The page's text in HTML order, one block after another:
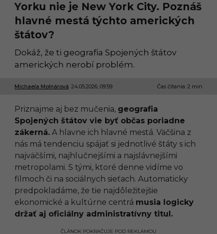
Yorku nie je New York City. Poznáš
hlavné mestá týchto amerických
štátov?
Dokáž, že ti geografia Spojených štátov
amerických nerobí problém.
Michaela Molnárová 24.05.2026, 09:59
2
0
5
.
2
0
2
6
,
0
9
:
5
9
Čas čítania: 2 min
Priznajme aj bez mučenia, geografia
Spojených štátov vie byť občas poriadne
zákerná. A hlavne ich hlavné mestá. Väčšina z
nás má tendenciu spájať si jednotlivé štáty s ich
najväčšími, najhlučnejšími a najslávnejšími
metropolami. S tými, ktoré denne vidíme vo
filmoch či na sociálnych sieťach. Automaticky
predpokladáme, že tie najdôležitejšie
ekonomické a kultúrne centrá musia logicky
držať aj oficiálny administratívny titul.
ČLÁNOK POKRAČUJE POD REKLAMOU